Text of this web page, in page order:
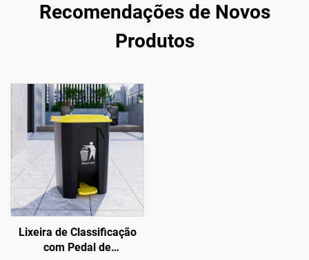
Recomendações de Novos
Produtos
Lixeira de Classificação
com Pedal de